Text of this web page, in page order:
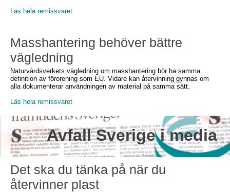
Läs hela remissvaret
Masshantering behöver bättre
vägledning
Naturvårdsverkets vägledning om masshantering bör ha samma
definition av förorening som EU. Vidare kan återvinning gynnas om
alla dokumenterar användningen av material på samma sätt.
Läs hela remissvaret
Avfall Sverige i media
Det ska du tänka på när du
återvinner plast